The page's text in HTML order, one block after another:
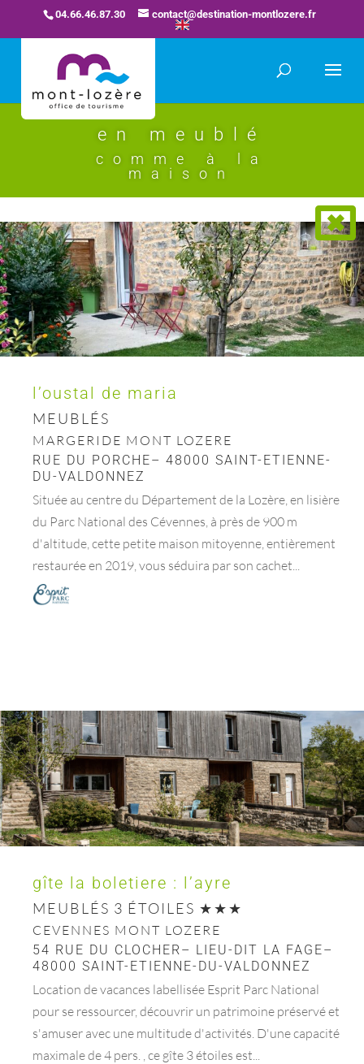
04.66.46.87.30 contact@destination-montlozere.fr
en meublé
comme à la
maison
l’oustal de maria
MEUBLÉS
MARGERIDE MONT LOZERE
RUE DU PORCHE– 48000 SAINT-ETIENNE-
DU-VALDONNEZ
Située au centre du Département de la Lozère, en lisière
du Parc National des Cévennes, à près de 900 m
d'altitude, cette petite maison mitoyenne, entièrement
restaurée en 2019, vous séduira par son cachet...
gîte la boletiere : l’ayre
MEUBLÉS 3 ÉTOILES
CEVENNES MONT LOZERE
54 RUE DU CLOCHER– LIEU-DIT LA FAGE–
48000 SAINT-ETIENNE-DU-VALDONNEZ
Location de vacances labellisée Esprit Parc National
pour se ressourcer, découvrir un patrimoine préservé et
s'amuser avec une multitude d'activités. D'une capacité
maximale de 4 pers. , ce gîte 3 étoiles est...